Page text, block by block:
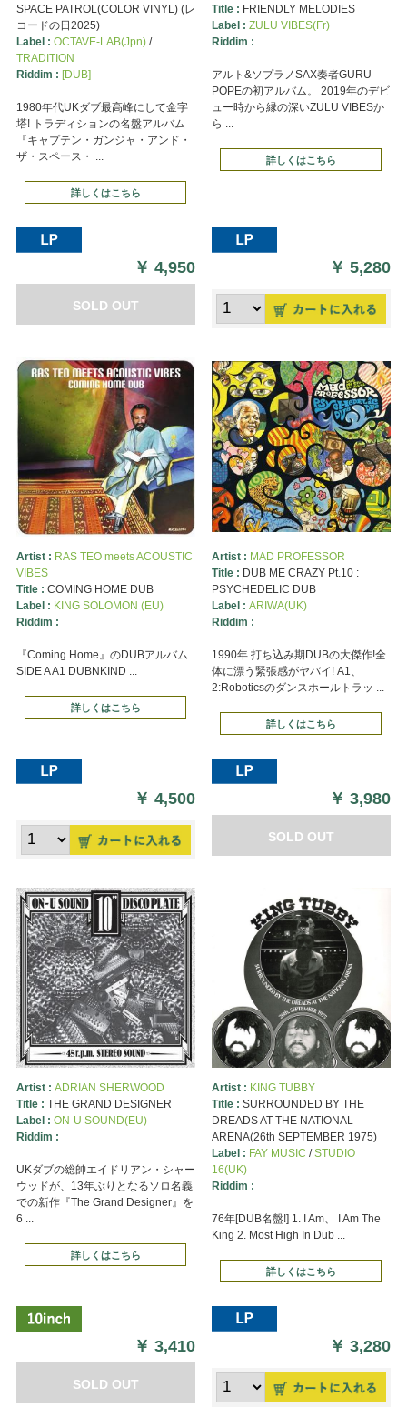
SPACE PATROL(COLOR VINYL) (レ
コードの日2025)
Label : OCTAVE-LAB(Jpn)/
TRADITION
Riddim : [DUB]
1980年代UKダブ最高峰にして金字
塔! トラディションの名盤アルバム
『キャプテン・ガンジャ・アンド・
ザ・スペース・ ...
詳しくはこちら
￥4,950
SOLD OUT
Title : FRIENDLY MELODIES
Label : ZULU VIBES(Fr)
Riddim :
アルト&ソプラノSAX奏者GURU
POPEの初アルバム。 2019年のデビ
ュー時から縁の深いZULU VIBESか
ら ...
詳しくはこちら
￥5,280
Artist : RAS TEO meets ACOUSTIC
VIBES
Title : COMING HOME DUB
Label : KING SOLOMON (EU)
Riddim :
『Coming Home』のDUBアルバム
SIDE A A1 DUBNKIND ...
詳しくはこちら
￥4,500
Artist : MAD PROFESSOR
Title : DUB ME CRAZY Pt.10 :
PSYCHEDELIC DUB
Label : ARIWA(UK)
Riddim :
1990年 打ち込み期DUBの大傑作!全
体に漂う緊張感がヤバイ! A1、
2:Roboticsのダンスホールトラッ ...
詳しくはこちら
￥3,980
SOLD OUT
Artist : ADRIAN SHERWOOD
Title : THE GRAND DESIGNER
Label : ON-U SOUND(EU)
Riddim :
UKダブの総帥エイドリアン・シャー
ウッドが、13年ぶりとなるソロ名義
での新作『The Grand Designer』を
6 ...
詳しくはこちら
￥3,410
SOLD OUT
Artist : KING TUBBY
Title : SURROUNDED BY THE
DREADS AT THE NATIONAL
ARENA(26th SEPTEMBER 1975)
Label : FAY MUSIC /STUDIO
16(UK)
Riddim :
76年[DUB名盤!] 1. I Am、 I Am The
King 2. Most High In Dub ...
詳しくはこちら
￥3,280